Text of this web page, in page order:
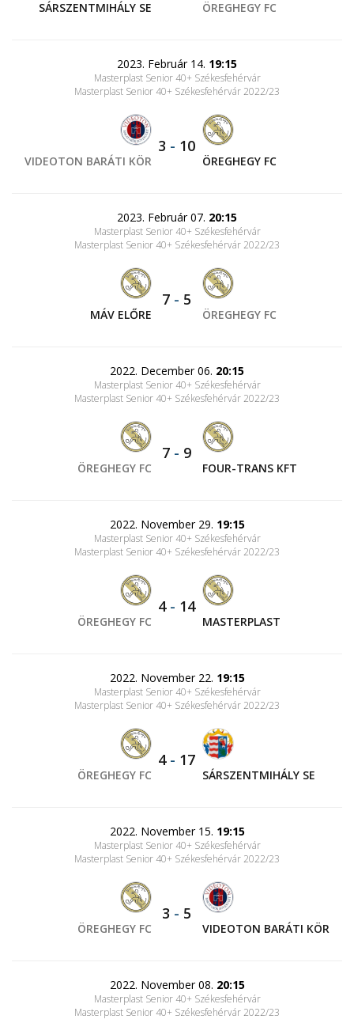
SÁRSZENTMIHÁLY SE ÖREGHEGY FC
2023. Február 14. 19:15
Masterplast Senior 40+ Székesfehérvár
Masterplast Senior 40+ Székesfehérvár 2022/23
VIDEOTON BARÁTI KÖR
3 - 10
ÖREGHEGY FC
2023. Február 07. 20:15
Masterplast Senior 40+ Székesfehérvár
Masterplast Senior 40+ Székesfehérvár 2022/23
MÁV ELŐRE
7 - 5
ÖREGHEGY FC
2022. December 06. 20:15
Masterplast Senior 40+ Székesfehérvár
Masterplast Senior 40+ Székesfehérvár 2022/23
ÖREGHEGY FC
7 - 9
FOUR-TRANS KFT
2022. November 29. 19:15
Masterplast Senior 40+ Székesfehérvár
Masterplast Senior 40+ Székesfehérvár 2022/23
ÖREGHEGY FC
4- 14
MASTERPLAST
2022. November 22. 19:15
Masterplast Senior 40+ Székesfehérvár
Masterplast Senior 40+ Székesfehérvár 2022/23
ÖREGHEGY FC
4- 17
SÁRSZENTMIHÁLY SE
2022. November 15. 19:15
Masterplast Senior 40+ Székesfehérvár
Masterplast Senior 40+ Székesfehérvár 2022/23
ÖREGHEGY FC
3 - 5
VIDEOTON BARÁTI KÖR
2022. November 08. 20:15
Masterplast Senior 40+ Székesfehérvár
Masterplast Senior 40+ Székesfehérvár 2022/23